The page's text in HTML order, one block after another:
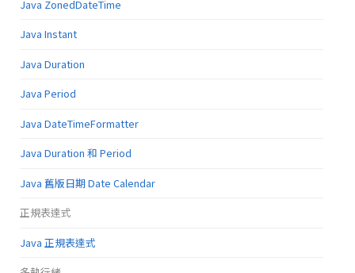
Java ZonedDateTime
Java Instant
Java Duration
Java Period
Java DateTimeFormatter
Java Duration 和 Period
Java 舊版日期 Date Calendar
正規表達式
Java 正規表達式